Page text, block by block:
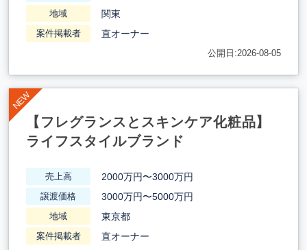
地域 関東
案件掲載者 直オーナー
公開日:2026-08-05
【フレグランスとスキンケア化粧品】
ライフスタイルブランド
売上高 2000万円〜3000万円
譲渡価格 3000万円〜5000万円
地域 東京都
案件掲載者 直オーナー